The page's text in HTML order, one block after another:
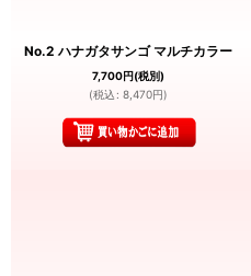
No.2 ハナガタサンゴ マルチカラー
7,700円(税別)
(税込 : 8,470円)